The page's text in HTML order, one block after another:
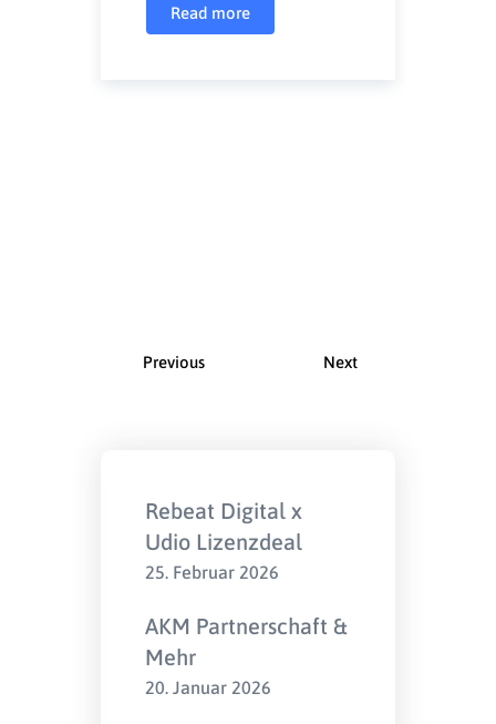
Read more
Previous Next
Rebeat Digital x
Udio Lizenzdeal
25. Februar 2026
AKM Partnerschaft &
Mehr
20. Januar 2026